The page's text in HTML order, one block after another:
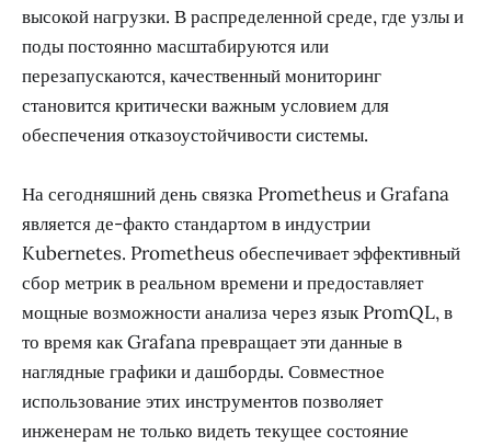
высокой нагрузки. В распределенной среде, где узлы и
поды постоянно масштабируются или
перезапускаются, качественный мониторинг
становится критически важным условием для
обеспечения отказоустойчивости системы.
На сегодняшний день связка Prometheus и Grafana
является де-факто стандартом в индустрии
Kubernetes. Prometheus обеспечивает эффективный
сбор метрик в реальном времени и предоставляет
мощные возможности анализа через язык PromQL, в
то время как Grafana превращает эти данные в
наглядные графики и дашборды. Совместное
использование этих инструментов позволяет
инженерам не только видеть текущее состояние